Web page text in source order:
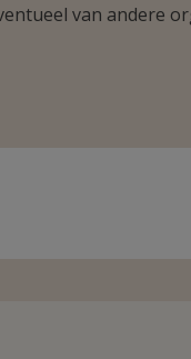
van andere